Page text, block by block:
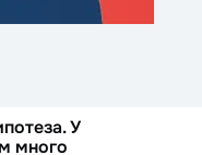
У
много